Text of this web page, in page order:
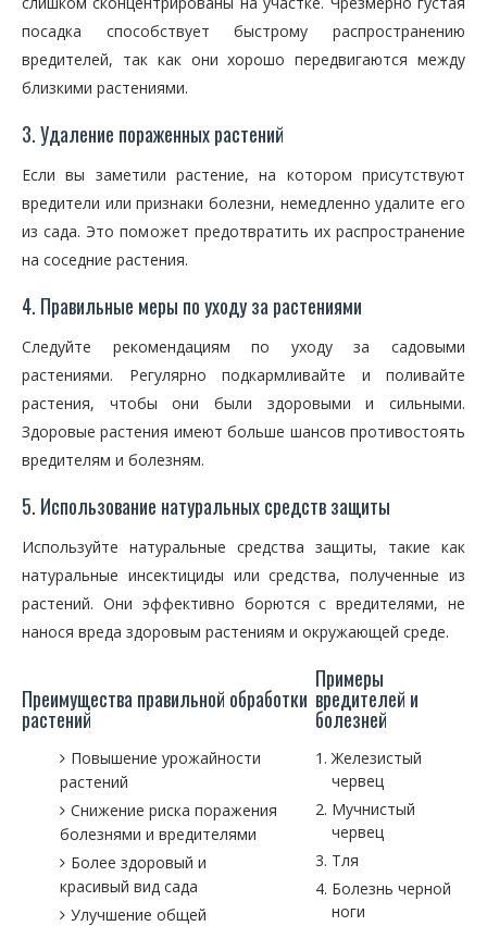
посадка способствует быстрому распространению
вредителей, так как они хорошо передвигаются между
близкими растениями.
3. Удаление пораженных растений
Если вы заметили растение, на котором присутствуют
вредители или признаки болезни, немедленно удалите его
из сада. Это поможет предотвратить их распространение
на соседние растения.
4. Правильные меры по уходу за растениями
Следуйте рекомендациям по уходу за садовыми
растениями. Регулярно подкармливайте и поливайте
растения, чтобы они были здоровыми и сильными.
Здоровые растения имеют больше шансов противостоять
вредителям и болезням.
5. Использование натуральных средств защиты
Используйте натуральные средства защиты, такие как
натуральные инсектициды или средства, полученные из
растений. Они эффективно борются с вредителями, не
нанося вреда здоровым растениям и окружающей среде.
Преимущества правильной обработки
растений
Повышение урожайности
растений
Снижение риска поражения
болезнями и вредителями
Более здоровый и
красивый вид сада
Улучшение общей
Примеры
вредителей и
болезней
Железистый
червец
Мучнистый
червец
Тля
Болезнь черной
ноги